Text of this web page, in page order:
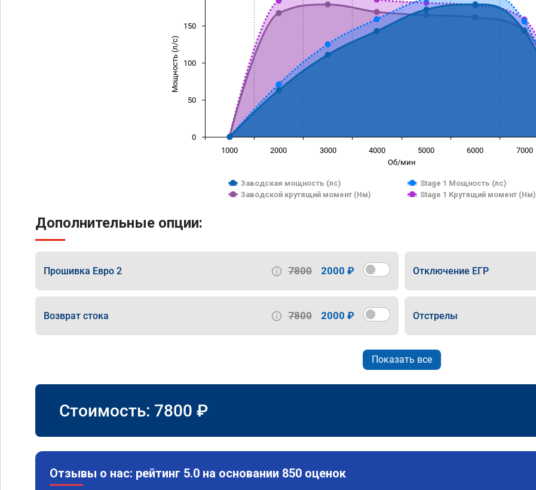
Об/мин
Мощность (л/с)
Заводская мощность (лс)
Stage 1 Мощность (лс)
Заводской крутящий момент (Нм)
Stage 1 Крутящий момент (Нм)
1000 2000 3000 4000 5000 6000 7000
0
50
100
150
Дополнительные опции:
Прошивка Евро 2 7800 2000 ₽ Отключение ЕГР
Возврат стока 7800 2000 ₽ Отстрелы
Показать все
Стоимость: 7800 ₽
Отзывы о нас: рейтинг 5.0 на основании 850 оценок